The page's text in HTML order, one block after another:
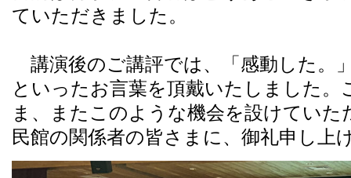
ていただきました。
講演後のご講評では、「感動した。
といったお言葉を頂戴いたしました。
ま、またこのような機会を設けていた
民館の関係者の皆さまに、御礼申し上